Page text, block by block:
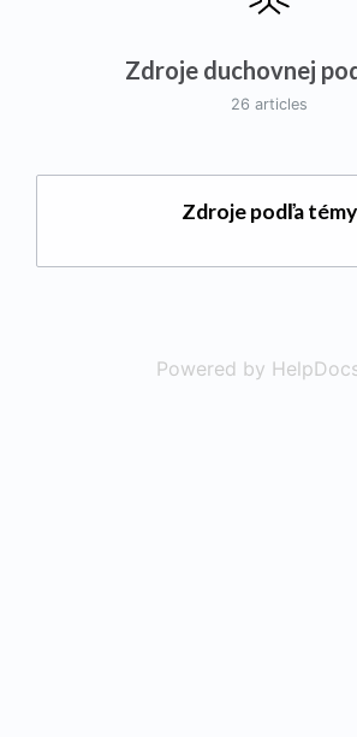
Zdroje duchovnej
26 articles
Zdroje podľa témy
Powered by